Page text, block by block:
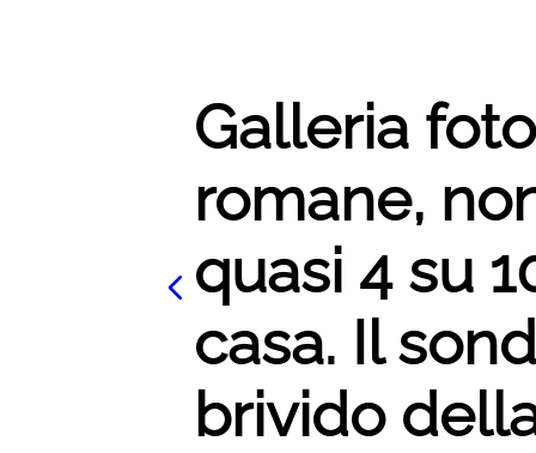
Galleria
romane,
quasi 4 su
casa. Il
brivido